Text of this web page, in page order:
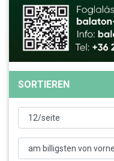
SORTIEREN